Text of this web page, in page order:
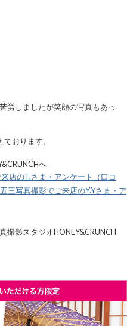
労しましたが笑顔の写真もあっ
おります。
へ
店のT.さま・アンケート（口コ
三写真撮影でご来店のY.Yさま・ア
撮影スタジオHONEY&CRUNCH